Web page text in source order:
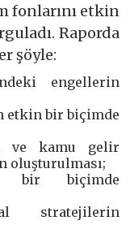
fonlarını etkin
Raporda
şöyle:
engellerin
etkin bir biçimde
ve kamu gelir
oluşturulması;
bir biçimde
stratejilerin